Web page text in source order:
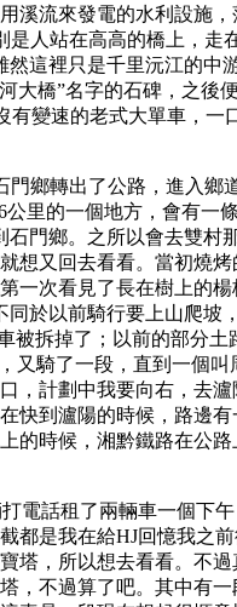
溪流來發電的水利設施
人站在高高的橋上，走
這裡只是千里沅江的中
大橋”名字的石碑，之後
有變速的老式大單車，一
鄉轉出了公路，進入鄉
里的一個地方，會有一
門鄉。之所以會去雙村
想又回去看看。當初燒
一次看見了長在樹上的
於以前騎行要上山爬坡
被拆掉了；以前的部分土
又騎了一段，直到一個
，計劃中我要向右，去
快到瀘陽的時候，路邊
的時候，湘黔鐵路在公
電話租了兩輛車一個下
都是我在給HJ回憶我之
塔，所以想去看看。不
，不過算了吧。其中有